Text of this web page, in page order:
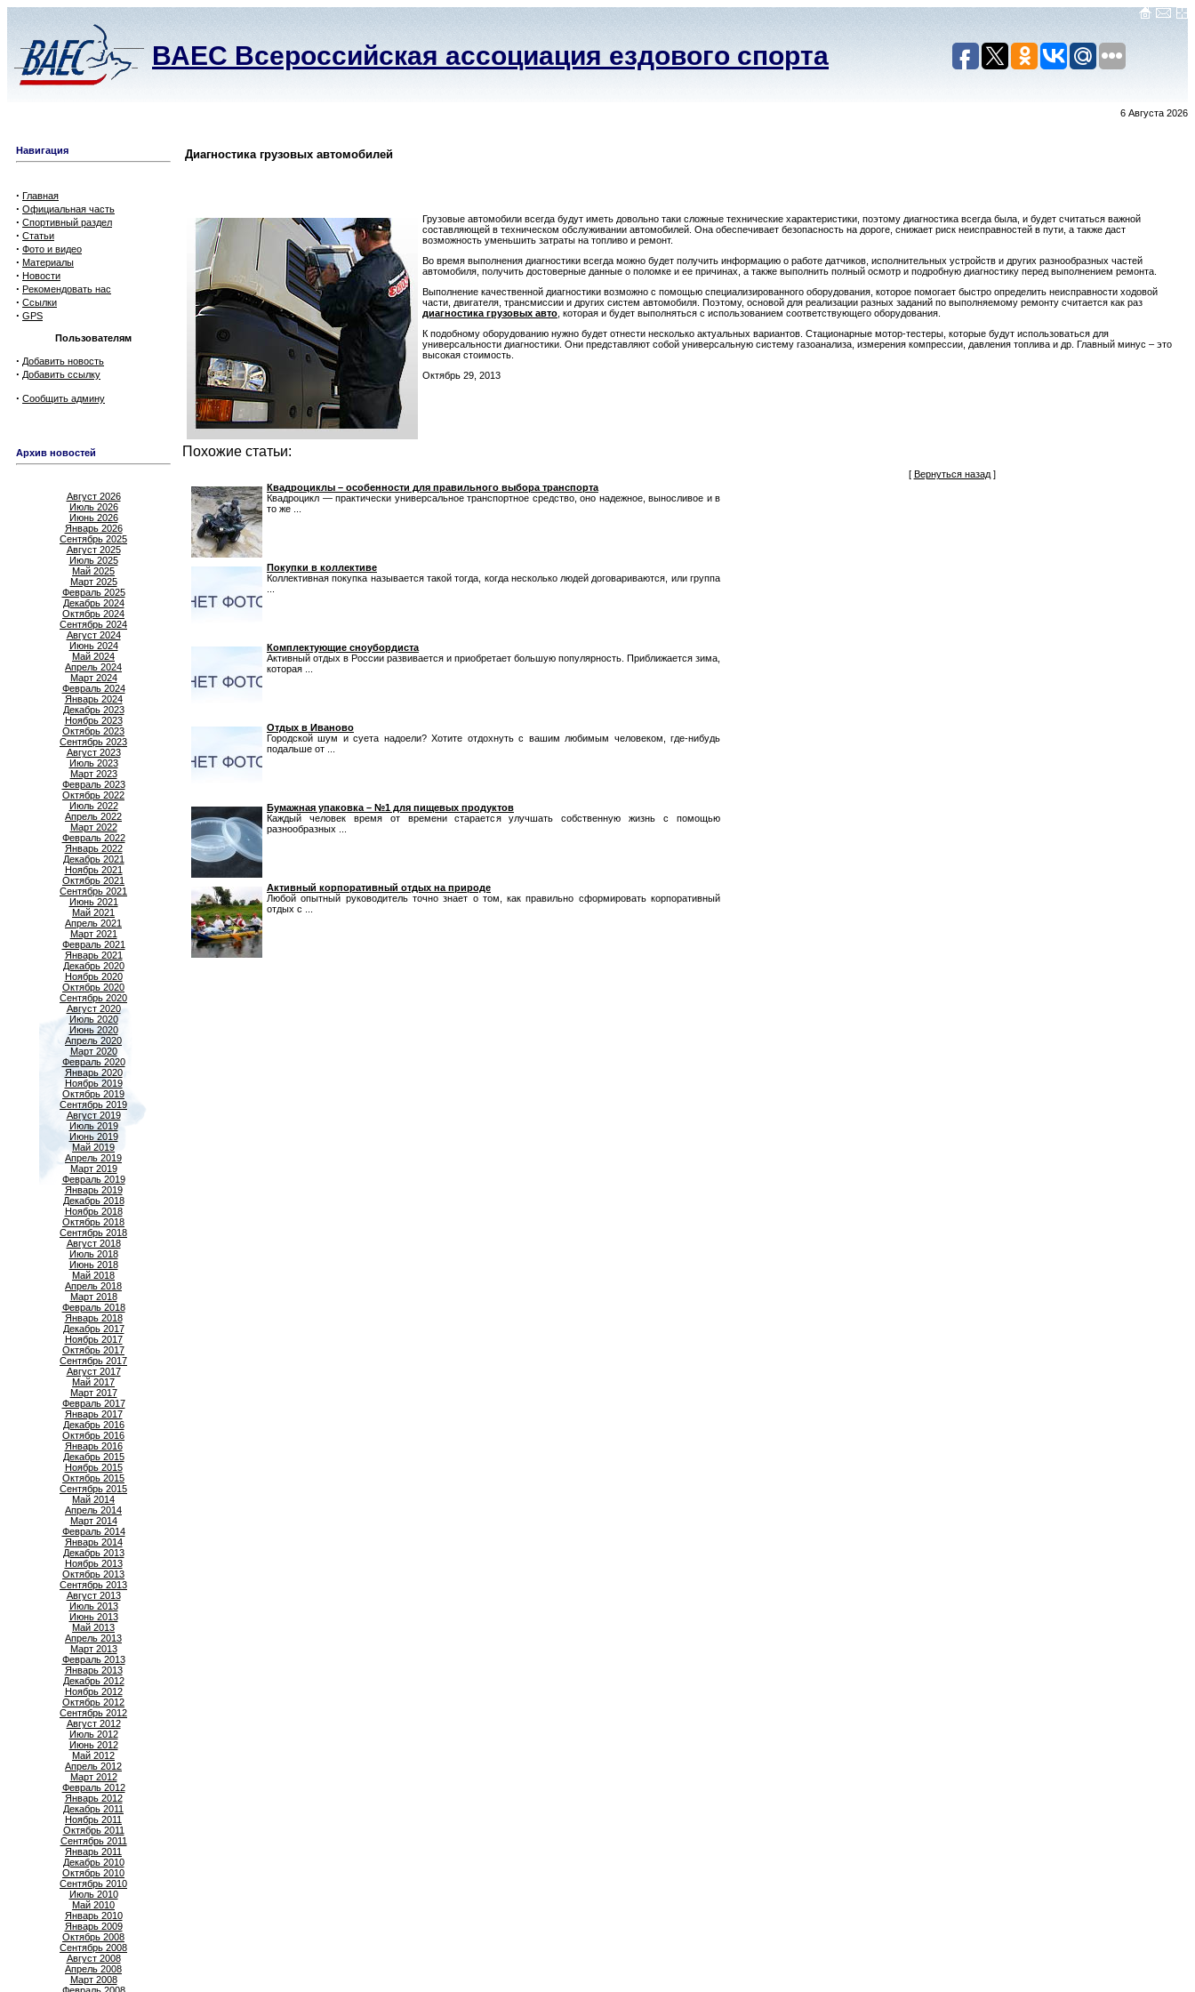
ВАЕС Всероссийская ассоциация ездового спорта
6 Августа 2026
Навигация
· Главная
· Официальная часть
· Спортивный раздел
· Статьи
· Фото и видео
· Материалы
· Новости
· Рекомендовать нас
· Ссылки
· GPS
Пользователям
· Добавить новость
· Добавить ссылку
· Сообщить админу
Архив новостей
Август 2026
Июль 2026
Июнь 2026
Январь 2026
Сентябрь 2025
Август 2025
Июль 2025
Май 2025
Март 2025
Февраль 2025
Декабрь 2024
Октябрь 2024
Сентябрь 2024
Август 2024
Июнь 2024
Май 2024
Апрель 2024
Март 2024
Февраль 2024
Январь 2024
Декабрь 2023
Ноябрь 2023
Октябрь 2023
Сентябрь 2023
Август 2023
Июль 2023
Март 2023
Февраль 2023
Октябрь 2022
Июль 2022
Апрель 2022
Март 2022
Февраль 2022
Январь 2022
Декабрь 2021
Ноябрь 2021
Октябрь 2021
Сентябрь 2021
Июнь 2021
Май 2021
Апрель 2021
Март 2021
Февраль 2021
Январь 2021
Декабрь 2020
Ноябрь 2020
Октябрь 2020
Сентябрь 2020
Август 2020
Июль 2020
Июнь 2020
Апрель 2020
Март 2020
Февраль 2020
Январь 2020
Ноябрь 2019
Октябрь 2019
Сентябрь 2019
Август 2019
Июль 2019
Июнь 2019
Май 2019
Апрель 2019
Март 2019
Февраль 2019
Январь 2019
Декабрь 2018
Ноябрь 2018
Октябрь 2018
Сентябрь 2018
Август 2018
Июль 2018
Июнь 2018
Май 2018
Апрель 2018
Март 2018
Февраль 2018
Январь 2018
Декабрь 2017
Ноябрь 2017
Октябрь 2017
Сентябрь 2017
Август 2017
Май 2017
Март 2017
Февраль 2017
Январь 2017
Декабрь 2016
Октябрь 2016
Январь 2016
Декабрь 2015
Ноябрь 2015
Октябрь 2015
Сентябрь 2015
Май 2014
Апрель 2014
Март 2014
Февраль 2014
Январь 2014
Декабрь 2013
Ноябрь 2013
Октябрь 2013
Сентябрь 2013
Август 2013
Июль 2013
Июнь 2013
Май 2013
Апрель 2013
Март 2013
Февраль 2013
Январь 2013
Декабрь 2012
Ноябрь 2012
Октябрь 2012
Сентябрь 2012
Август 2012
Июль 2012
Июнь 2012
Май 2012
Апрель 2012
Март 2012
Февраль 2012
Январь 2012
Декабрь 2011
Ноябрь 2011
Октябрь 2011
Сентябрь 2011
Январь 2011
Декабрь 2010
Октябрь 2010
Сентябрь 2010
Июль 2010
Май 2010
Январь 2010
Январь 2009
Октябрь 2008
Сентябрь 2008
Август 2008
Апрель 2008
Март 2008
Диагностика грузовых автомобилей
Грузовые автомобили всегда будут иметь довольно таки сложные технические характеристики, поэтому диагностика всегда была, и будет считаться важной
составляющей в техническом обслуживании автомобилей. Она обеспечивает безопасность на дороге, снижает риск неисправностей в пути, а также даст
возможность уменьшить затраты на топливо и ремонт.
Во время выполнения диагностики всегда можно будет получить информацию о работе датчиков, исполнительных устройств и других разнообразных частей
автомобиля, получить достоверные данные о поломке и ее причинах, а также выполнить полный осмотр и подробную диагностику перед выполнением ремонта.
Выполнение качественной диагностики возможно с помощью специализированного оборудования, которое помогает быстро определить неисправности ходовой
части, двигателя, трансмиссии и других систем автомобиля. Поэтому, основой для реализации разных заданий по выполняемому ремонту считается как раз
диагностика грузовых авто , которая и будет выполняться с использованием соответствующего оборудования.
К подобному оборудованию нужно будет отнести несколько актуальных вариантов. Стационарные мотор-тестеры, которые будут использоваться для
универсальности диагностики. Они представляют собой универсальную систему газоанализа, измерения компрессии, давления топлива и др. Главный минус – это
высокая стоимость.
Октябрь 29, 2013
Похожие статьи:
Квадроциклы – особенности для правильного выбора транспорта
Квадроцикл — практически универсальное транспортное средство, оно надежное, выносливое и в
то же ...
Покупки в коллективе
Коллективная покупка называется такой тогда, когда несколько людей договариваются, или группа
Комплектующие сноубордиста
Активный отдых в России развивается и приобретает большую популярность. Приближается зима,
которая ...
Отдых в Иваново
Городской шум и суета надоели? Хотите отдохнуть с вашим любимым человеком, где-нибудь
подальше от ...
Бумажная упаковка – №1 для пищевых продуктов
Каждый человек время от времени старается улучшать собственную жизнь с помощью
разнообразных ...
Активный корпоративный отдых на природе
Любой опытный руководитель точно знает о том, как правильно сформировать корпоративный
отдых с ...
[ Вернуться назад]